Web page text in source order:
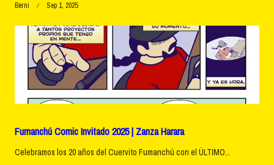
Berni Sep 1, 2025
Fumanchú Comic Invitado 2025 | Zanza Harara
Celebramos los 20 años del Cuervito Fumanchú con el ÚLTIMO...